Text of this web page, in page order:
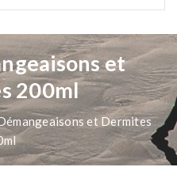
et
200ml
et Dermites